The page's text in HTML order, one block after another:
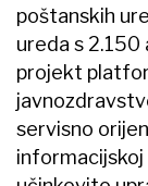
poštanskih
ureda s 2.150
projekt
servisno